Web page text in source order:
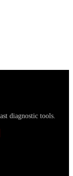
diagnostic tools.